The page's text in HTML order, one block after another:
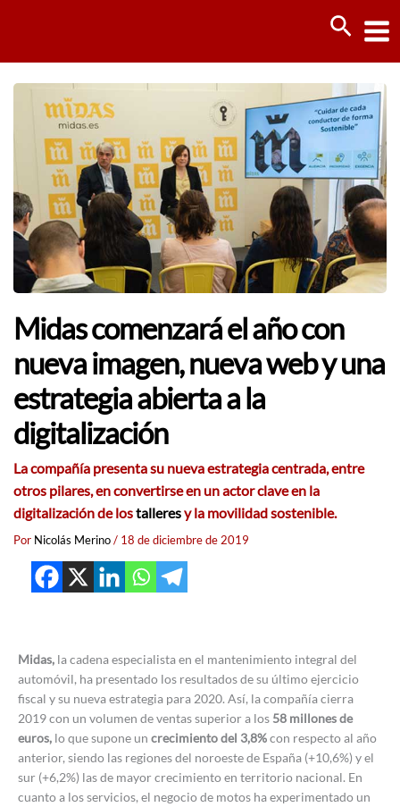
Midas comenzará el año con
nueva imagen, nueva web y una
estrategia abierta a la
digitalización
La compañía presenta su nueva estrategia centrada, entre
otros pilares, en convertirse en un actor clave en la
digitalización de lostalleresy la movilidad sostenible.
Por Nicolás Merino/ 18 de diciembre de 2019
Midas, la cadena especialista en el mantenimiento integral del
automóvil, ha presentado los resultados de su último ejercicio
fiscal y su nueva estrategia para 2020. Así, la compañía cierra
2019 con un volumen de ventas superior a los 58 millones de
euros, lo que supone un crecimiento del 3,8%con respecto al año
anterior, siendo las regiones del noroeste de España (+10,6%) y el
sur (+6,2%) las de mayor crecimiento en territorio nacional. En
cuanto a los servicios, el negocio de motos ha experimentado un